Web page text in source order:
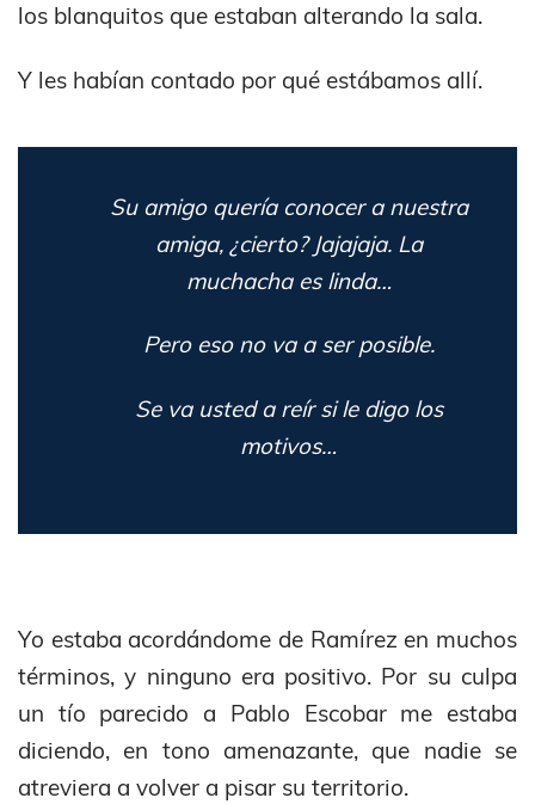
los blanquitos que estaban alterando la sala.
Y les habían contado por qué estábamos allí.
Su amigo quería conocer a nuestra
amiga, ¿cierto? Jajajaja. La
muchacha es linda…
Pero eso no va a ser posible.
Se va usted a reír si le digo los
motivos…
Yo estaba acordándome de Ramírez en muchos
términos, y ninguno era positivo. Por su culpa
un tío parecido a Pablo Escobar me estaba
diciendo, en tono amenazante, que nadie se
atreviera a volver a pisar su territorio.